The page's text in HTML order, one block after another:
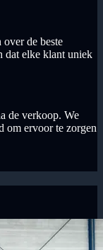
over de beste
dat elke klant uniek
de verkoop. We
om ervoor te zorgen